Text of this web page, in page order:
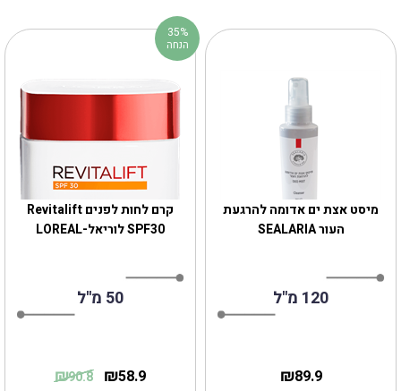
קרם לחות לפנים Revitalift
SPF‎30 לוריאל-LOREAL
50 מ''ל
58.9
₪
90.8
₪
35%
הנחה
‎מיסט אצת ים אדומה להרגעת
העור SEALARIA
120 מ"ל
89.9
₪